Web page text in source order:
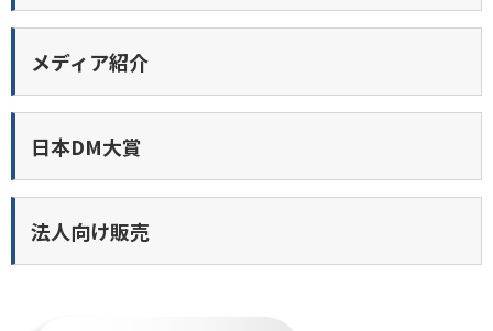
メディア紹介
日本DM大賞
法人向け販売